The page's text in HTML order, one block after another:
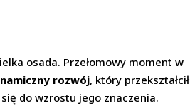
osada. Przełomowy moment w
rozwój, który przekształcił
do wzrostu jego znaczenia.